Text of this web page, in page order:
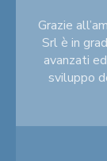
Grazie
Srl è in
avanzati
sviluppo